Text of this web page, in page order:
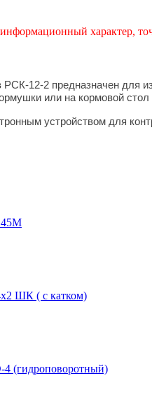
характер,
РСК-12-2 предназначен для
или на кормовой
устройством для
ШК ( с катком)
(гидроповоротный)